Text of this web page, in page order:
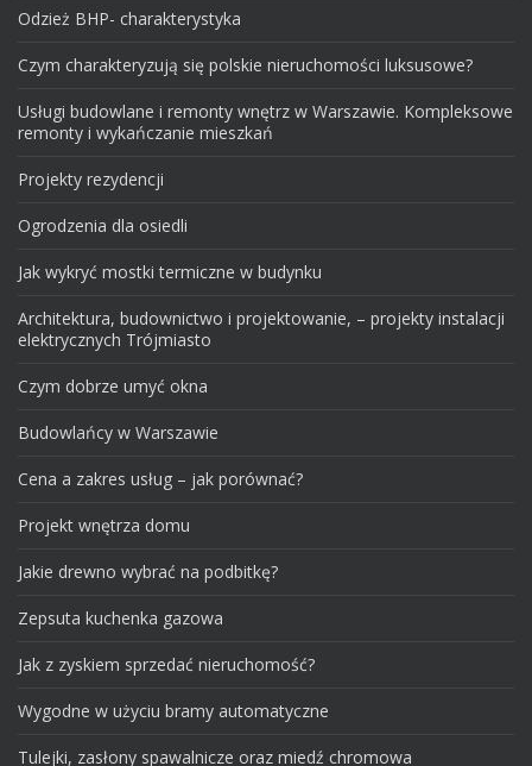
Odzież BHP- charakterystyka
Czym charakteryzują się polskie nieruchomości luksusowe?
Usługi budowlane i remonty wnętrz w Warszawie. Kompleksowe
remonty i wykańczanie mieszkań
Projekty rezydencji
Ogrodzenia dla osiedli
Jak wykryć mostki termiczne w budynku
Architektura, budownictwo i projektowanie, – projekty instalacji
elektrycznych Trójmiasto
Czym dobrze umyć okna
Budowlańcy w Warszawie
Cena a zakres usług – jak porównać?
Projekt wnętrza domu
Jakie drewno wybrać na podbitkę?
Zepsuta kuchenka gazowa
Jak z zyskiem sprzedać nieruchomość?
Wygodne w użyciu bramy automatyczne
Tulejki, zasłony spawalnicze oraz miedź chromowa